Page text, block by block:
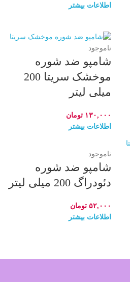
اطلاعات بیشتر
ناموجود
شامپو ضد شوره
موخشک سریتا 200
میلی لیتر
۱۳۰,۰۰۰ تومان
اطلاعات بیشتر
ناموجود
شامپو ضد شوره
دئودراگ 200 میلی لیتر
۵۲,۰۰۰ تومان
اطلاعات بیشتر